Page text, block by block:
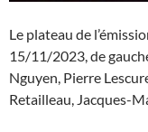
Le plateau de
15/11/2023, de
Nguyen, Pierre
Retailleau, Jacques-